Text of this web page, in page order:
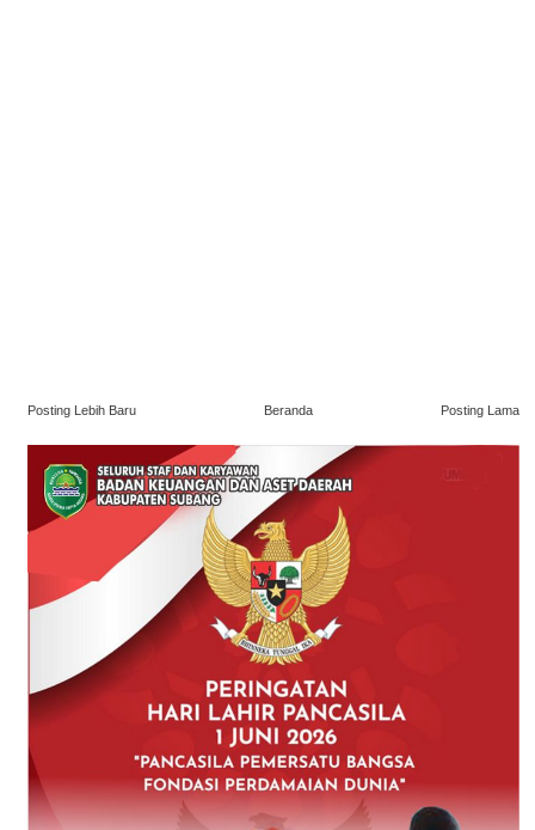
Posting Lebih Baru Posting Lama
Beranda